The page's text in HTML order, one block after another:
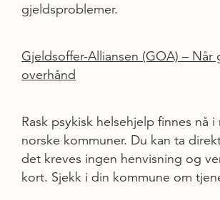
gjeldsproblemer.
Gjeldsoffer-Alliansen (GOA) – Når
overhånd
Rask psykisk helsehjelp finnes nå i
norske kommuner. Du kan ta
det kreves ingen henvisning og
kort. Sjekk i din kommune om